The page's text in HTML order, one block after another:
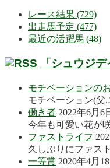
レース結果 (729)
出走馬予定 (477)
最近の活躍馬 (48)
「シュウジ
モチベーションの
モチベーション(父
働き者 2022年6月6
今年も可愛い花が
ファストライフ
久しぶりにファス
一等賞 2020年4月18